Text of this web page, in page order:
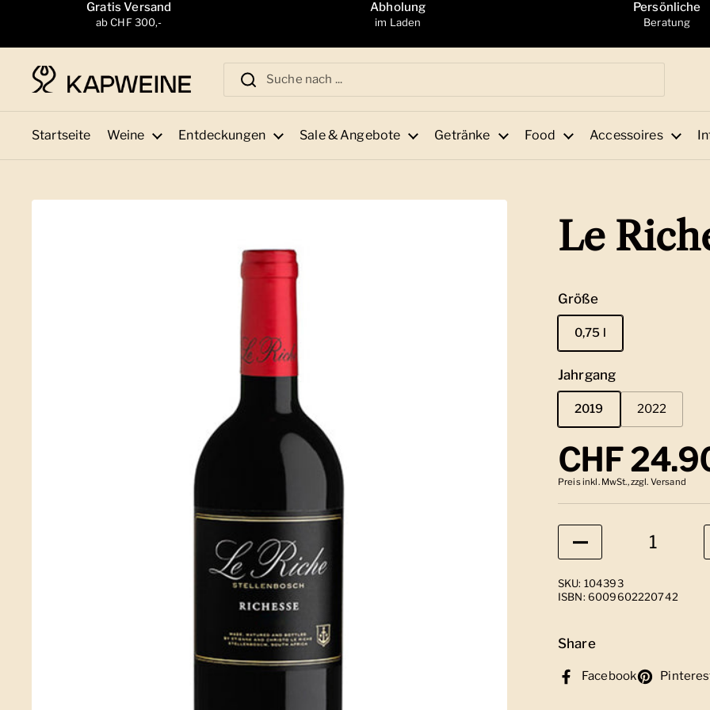
Zum Inhalt springenGratis Versand
ab CHF 300,-
Abholung
im Laden
Persönliche
Beratung
Startseite Weine Entdeckungen Sale & Angebote Getränke Food Accessoires
Le
Größe
0,75 l
Jahrgang
2019 2022
CHF
Preis inkl. MwSt., zzgl. Versand
Anzahl
SKU: 104393
ISBN: 6009602220742
Share
Facebook